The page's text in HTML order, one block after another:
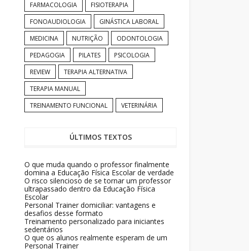
FARMACOLOGIA
FISIOTERAPIA
FONOAUDIOLOGIA
GINÁSTICA LABORAL
MEDICINA
NUTRIÇÃO
ODONTOLOGIA
PEDAGOGIA
PILATES
PSICOLOGIA
REVIEW
TERAPIA ALTERNATIVA
TERAPIA MANUAL
TREINAMENTO FUNCIONAL
VETERINÁRIA
ÚLTIMOS TEXTOS
O que muda quando o professor finalmente
domina a Educação Física Escolar de verdade
O risco silencioso de se tornar um professor
ultrapassado dentro da Educação Física
Escolar
Personal Trainer domiciliar: vantagens e
desafios desse formato
Treinamento personalizado para iniciantes
sedentários
O que os alunos realmente esperam de um
Personal Trainer